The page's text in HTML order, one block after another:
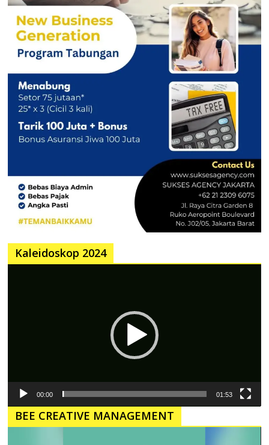
Kaleidoskop 2024
00:00 01:53
BEE CREATIVE MANAGEMENT